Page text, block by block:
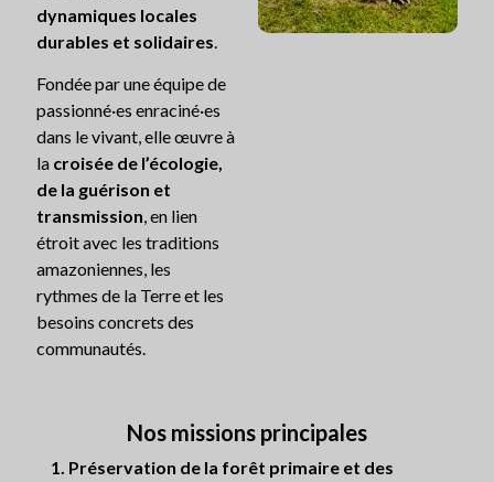
dynamiques locales
durables et solidaires
Fondée par une équipe de
passionné·es enraciné·es
dans le vivant, elle œuvre à
la croisée de l’écologie,
de la guérison et
transmission, en lien
étroit avec les traditions
amazoniennes, les
rythmes de la Terre et les
besoins concrets des
communautés.
Nos missions principales
1. Préservation de la forêt primaire et des